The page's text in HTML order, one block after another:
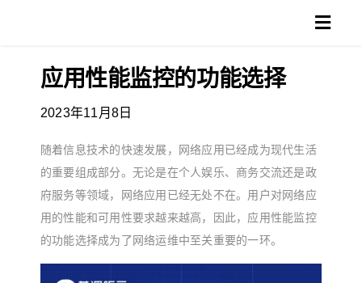
产品
客户
支持
博客
应用性能监控的功能选择
2023年11月8日
随着信息技术的快速发展，网络应用已经成为现代生活
的重要组成部分。无论是在个人娱乐、商务交流还是政
府服务等领域，网络应用已经无处不在。用户对网络应
用的性能和可用性要求越来越高，因此，应用性能监控
的功能选择成为了网络运维中至关重要的一环。